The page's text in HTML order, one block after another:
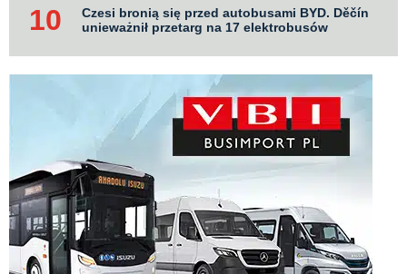
Czesi bronią się przed autobusami BYD. Děčín
unieważnił przetarg na 17 elektrobusów